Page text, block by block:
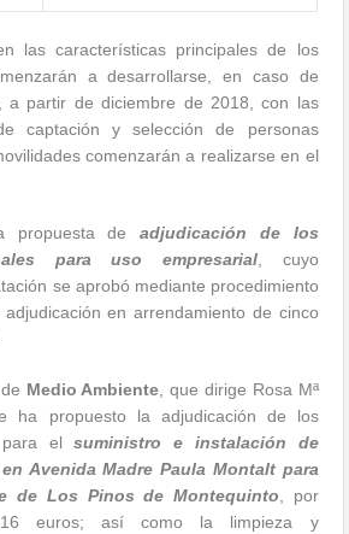
las características principales de los
a desarrollarse, en caso de
a partir de diciembre de 2018, con las
captación y selección de personas
comenzarán a realizarse en el
propuesta deadjudicación de los
para uso empresarial, cuyo
se aprobó mediante procedimiento
en arrendamiento de cinco
Medio Ambiente , que dirige Rosa Mª
ha propuesto la adjudicación de los
para elsuministro e instalación de
Avenida Madre Paula Montalt para
de Los Pinos de Montequinto , por
euros; así como la limpieza y